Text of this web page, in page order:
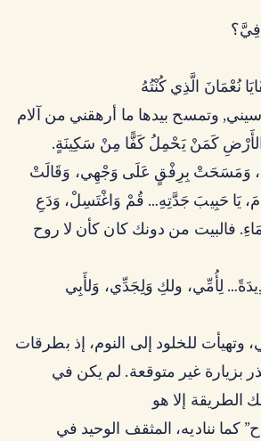
فِيَّ؟
وتمسح بيدها ما أرهقني من آلام
كَمَنْ يَحْمِلُ كَفًّا مِنْ سَكِينَةٍ.
يَا حَبِيبَ جَدَّتِهِ… قُمْ وَاغْتَسِلْ، وَدَعِ
فالبيت من دونك كان كأن لا روح
لِأُمِّي، ولكِ وَلِجَدِّي، وَلأَبِي
وتهيأت للخلود إلى النوم، إذ بطرقات
بزيارة غير متوقعة. لم يكن في
كما نناديه، المثقف الوحيد في